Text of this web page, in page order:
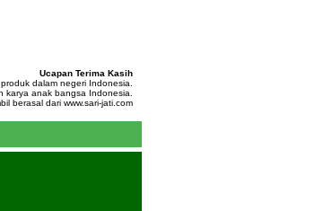
Ucapan Terima Kasih
dalam negeri Indonesia.
karya anak bangsa Indonesia.
berasal dari www.sari-jati.com